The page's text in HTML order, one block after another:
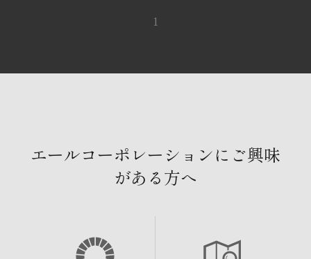
1
エールコーポレーションにご興味
がある方へ